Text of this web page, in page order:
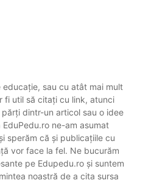
sau cu atât mai mult
fi util să citați cu link, atunci
dintr-un articol sau o idee
ne-am asumat
sperăm că și publicațiile cu
vor face la fel. Ne bucurăm
pe Edupedu.ro și suntem
noastră de a cita sursa